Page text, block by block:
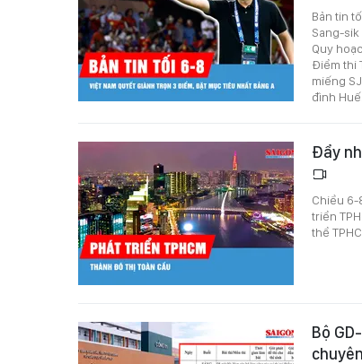
Bản tin
Sang-
Quy
Điểm thi
miếng
đình Huế.
Đẩy
Chiều 6-
triển
thể
Bộ